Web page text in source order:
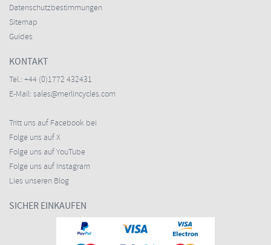
Datenschutzbestimmungen
Sitemap
Guides
KONTAKT
Tel.: +44 (0)1772 432431
E-Mail: sales@merlincycles.com
Tritt uns auf Facebook bei
Folge uns auf X
Folge uns auf YouTube
Folge uns auf Instagram
Lies unseren Blog
SICHER EINKAUFEN